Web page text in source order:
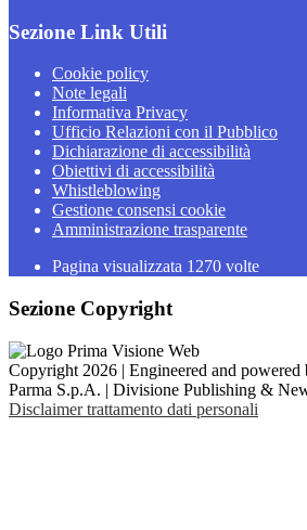
Sezione Link Utili
Cookie policy
Note legali
Informativa Privacy
Ufficio Relazioni con il Pubblico
Dichiarazione di accessibilità
Obiettivi di accessibilità
Whistleblowing
Gestione consensi cookie
Amministrazione trasparente
Pagina visualizzata 1270 volte
Sezione Copyright
Copyright 2026 | Engineered and
Parma S.p.A. | Divisione Publishing &
Disclaimer trattamento dati personali